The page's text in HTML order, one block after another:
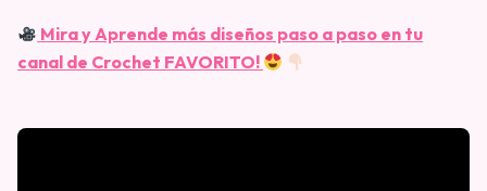
Mira y Aprende más diseños paso a paso en tu
canal de Crochet FAVORITO!